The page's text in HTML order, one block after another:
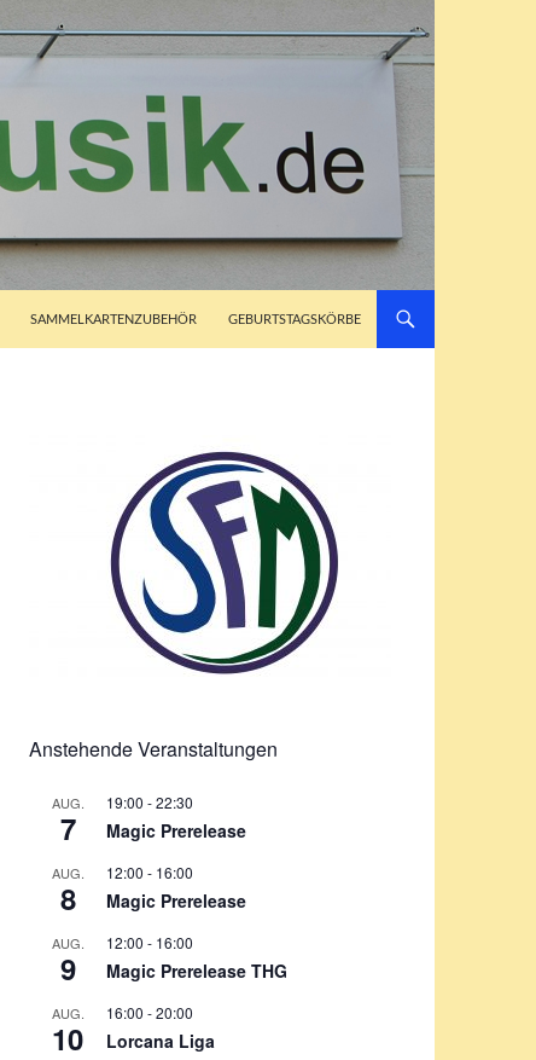
SAMMELKARTENZUBEHÖR GEBURTSTAGSKÖRBE
Anstehende Veranstaltungen
AUG.
7
19:00 -22:30
Magic Prerelease
AUG.
8
12:00 - 16:00
Magic Prerelease
AUG.
9
12:00 - 16:00
Magic Prerelease THG
AUG.
10
16:00 -20:00
Lorcana Liga